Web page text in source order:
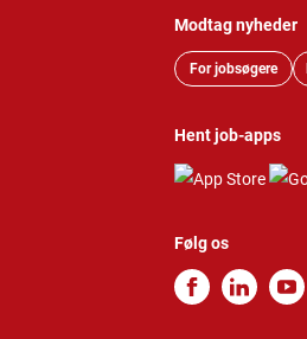
Modtag nyheder
For jobsøgere
Hent job-apps
Følg os